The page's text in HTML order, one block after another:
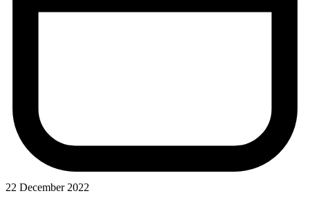
22 December 2022